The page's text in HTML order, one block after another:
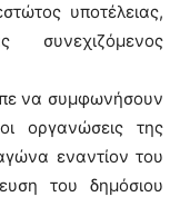
υποτέλειας,
να συμφωνήσουν
οργανώσεις της
εναντίον του
του δημόσιου